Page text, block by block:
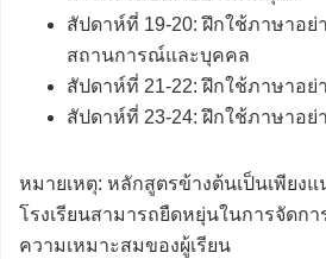
สัปดาห์ที่ 19-20: ฝึกใช้ภาษาอย่
สถานการณ์และบุคคล
สัปดาห์ที่ 21-22: ฝึกใช้ภาษาอย่
สัปดาห์ที่ 23-24: ฝึกใช้ภาษาอย่
หมายเหตุ: หลักสูตรข้างต้นเป็นเพียง
โรงเรียนสามารถยืดหยุ่นในการจัดกา
ความเหมาะสมของผู้เรียน